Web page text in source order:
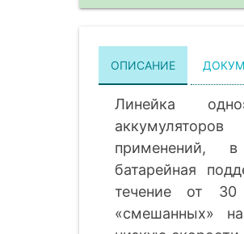
ОПИСАНИЕ
Линейка
применений,
батарейная
течение от
«смешанных»